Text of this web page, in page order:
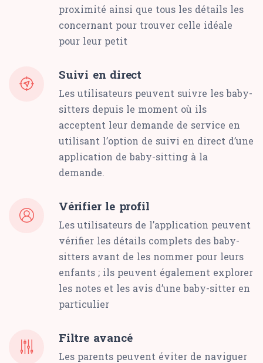
proximité ainsi que tous les détails les
concernant pour trouver celle idéale
pour leur petit
Suivi en direct
Les utilisateurs peuvent suivre les baby-
sitters depuis le moment où ils
acceptent leur demande de service en
utilisant l’option de suivi en direct d’une
application de baby-sitting à la
demande.
Vérifier le profil
Les utilisateurs de l’application peuvent
vérifier les détails complets des baby-
sitters avant de les nommer pour leurs
enfants ; ils peuvent également explorer
les notes et les avis d’une baby-sitter en
particulier
Filtre avancé
Les parents peuvent éviter de naviguer